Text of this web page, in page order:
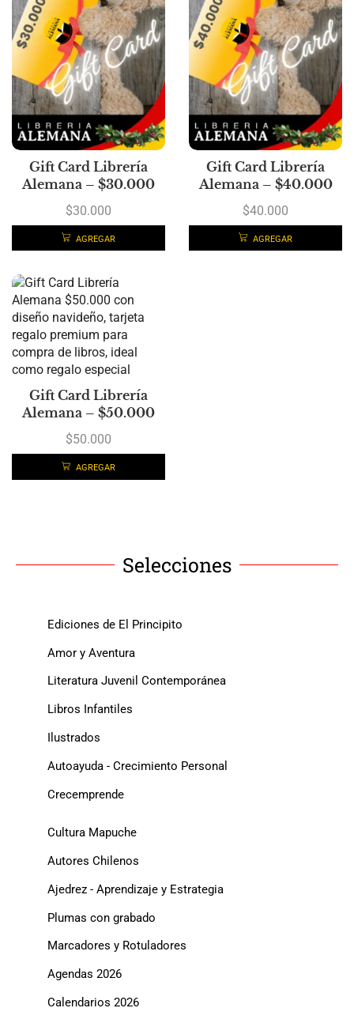
Gift Card Librería
Alemana – $30.000
$30.000
AGREGAR
Gift Card Librería
Alemana – $40.000
$40.000
AGREGAR
Gift Card Librería
Alemana – $50.000
$50.000
AGREGAR
Selecciones
Ediciones de El Principito
Amor y Aventura
Literatura Juvenil Contemporánea
Libros Infantiles
Ilustrados
Autoayuda - Crecimiento Personal
Crecemprende
Cultura Mapuche
Autores Chilenos
Ajedrez - Aprendizaje y Estrategia
Plumas con grabado
Marcadores y Rotuladores
Agendas 2026
Calendarios 2026